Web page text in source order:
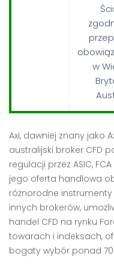
w
Axi, dawniej znany jako
australijski broker CFD
regulacji przez ASIC, FCA
jego oferta handlowa
różnorodne instrumenty
innych brokerów,
handel CFD na rynku
towarach i indeksach,
bogaty wybór ponad